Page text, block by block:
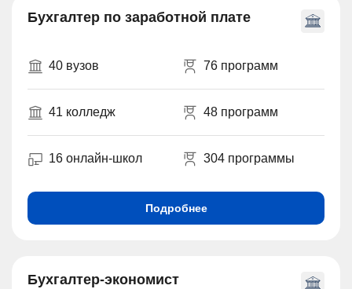
Бухгалтер по заработной плате
40 вузов 76 программ
41 колледж 48 программ
16 онлайн-школ 304 программы
Подробнее
Бухгалтер-экономист